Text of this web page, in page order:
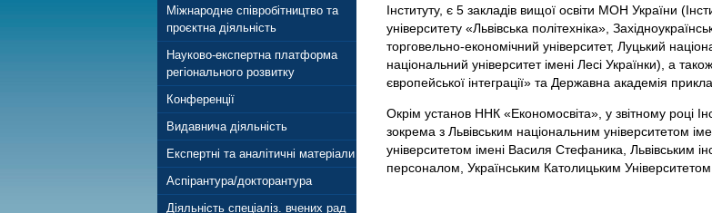
Міжнародне співробітництво та
проєктна діяльність
Науково-експертна платформа
регіонального розвитку
Конференції
Видавнича діяльність
Експертні та аналітичні матеріали
Аспірантура/докторантура
Діяльність спеціаліз. вчених рад
Інституту, є 5 закладів вищої освіти МОН України
університету «Львівська політехніка»,
торговельно-економічний університет, Луцький
національний університет імені Лесі Українки), а
європейської інтеграції» та Державна академія
Окрім установ ННК «Економосвіта», у звітному році
зокрема з Львівським національним університетом
університетом імені Василя Стефаника, Львівським
персоналом, Українським Католицьким Університетом.